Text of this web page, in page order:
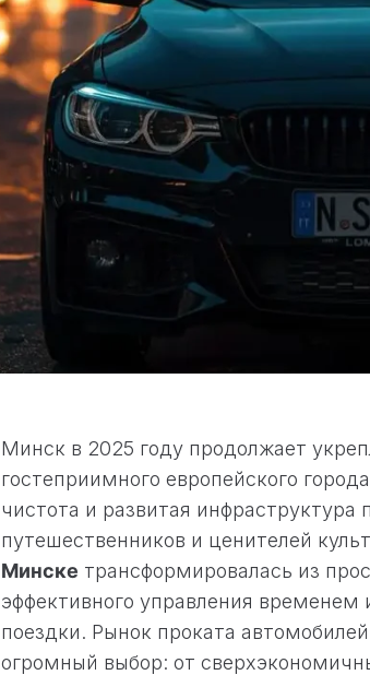
Минск в 2025 году продолжает
гостеприимного европейского
чистота и развитая
путешественников и ценителей
Минске трансформировалась из
эффективного управления
поездки. Рынок проката
огромный выбор: от